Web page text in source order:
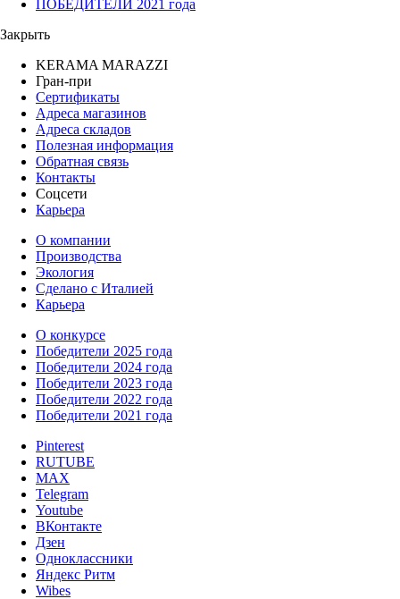
ПОБЕДИТЕЛИ 2021 года
Закрыть
KERAMA MARAZZI
Гран-при
Сертификаты
Адреса магазинов
Адреса складов
Полезная информация
Обратная связь
Контакты
Соцсети
Карьера
О компании
Производства
Экология
Сделано с Италией
Карьера
О конкурсе
Победители 2025 года
Победители 2024 года
Победители 2023 года
Победители 2022 года
Победители 2021 года
Pinterest
RUTUBE
MAX
Telegram
Youtube
ВКонтакте
Дзен
Одноклассники
Яндекс Ритм
Wibes